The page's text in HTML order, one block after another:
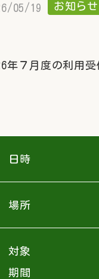
05/19 お知らせ
年７月度の利用
日時
場所
対象
期間